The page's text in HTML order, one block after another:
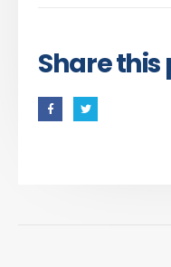
Share this